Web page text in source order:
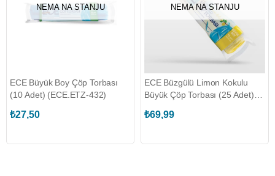
NEMA NA STANJU
ECE Büyük Boy Çöp Torbası
(10 Adet) (ECE.ETZ-432)
₺27,50
NEMA NA STANJU
ECE Büzgülü Limon Kokulu
Büyük Çöp Torbası (25 Adet)
₺69,99